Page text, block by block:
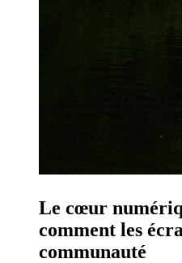
Le cœur
comment les
communauté